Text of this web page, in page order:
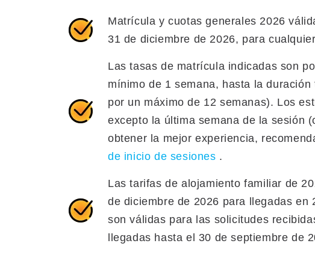
Matrícula y cuotas generales 2026
31 de diciembre de 2026, para
Las tasas de matrícula indicadas son
mínimo de 1 semana, hasta la
por un máximo de 12 semanas). Los
excepto la última semana de la sesión
obtener la mejor experiencia,
de inicio de sesiones .
Las tarifas de alojamiento familiar de
de diciembre de 2026 para llegadas
son válidas para las solicitudes
llegadas hasta el 30 de septiembre de